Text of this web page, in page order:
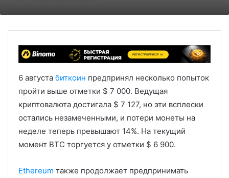
6 августа биткоин предпринял несколько попыток
пройти выше отметки $ 7 000. Ведущая
криптовалюта достигала $ 7 127, но эти всплески
остались незамеченными, и потери монеты на
неделе теперь превышают 14%. На текущий
момент BTC торгуется у отметки $ 6 900.
Ethereum также продолжает предпринимать